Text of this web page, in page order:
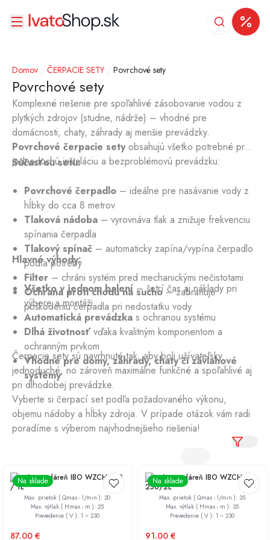
Domov ČERPACIE SETY Povrchové sety
Povrchové sety
Komplexné riešenie pre spoľahlivé zásobovanie vodou z
plytkých zdrojov (studne, nádrže) – vhodné pre
domácnosti, chaty, záhrady aj menšie prevádzky.
Povrchové čerpacie setyobsahujú všetko potrebné pre
jednoduchú inštaláciu a bezproblémovú prevádzku:
Súčasťou setu:
Povrchové čerpadlo – ideálne pre nasávanie vody z
hĺbky do cca 8 metrov
Tlaková nádoba – vyrovnáva tlak a znižuje frekvenciu
spínania čerpadla
Tlakový spínač – automaticky zapína/vypína čerpadlo
podľa potreby
Filter – chráni systém pred mechanickými nečistotami
Ochrana proti chodu na sucho – zabraňuje
poškodeniu čerpadla pri nedostatku vody
Hlavné výhody:
Všetko v jednom balení – šetrí čas aj náklady pri
výbere a montáži
Automatická prevádzka s ochranou systému
Dlhá životnosťvďaka kvalitným komponentom a
ochranným prvkom
Vhodné pre domy, záhrady, chaty či závlahové
systémy
Čerpacie sety sú navrhnuté tak, aby boli užívateľsky
jednoduché, no zároveň maximálne funkčné a spoľahlivé aj
pri dlhodobej prevádzke.
Vyberte si čerpací set podľa požadovaného výkonu,
objemu nádoby a hĺbky zdroja. V prípade otázok vám radi
poradíme s výberom najvhodnejšieho riešenia!
Na sklade
Domáca vodáreň IBO WZCH 100
/ 1L
Max. prietok ( Qmax - l/min ):20
Max. výtlak ( Hmax - m ):25
Prevedenie ( V ):1 ~ 230
87.00 €
Na sklade
Domáca vodáreň IBO WZCH
250/2L
Max. prietok ( Qmax - l/min ): 35
Max. výtlak ( Hmax - m ): 35
Prevedenie ( V ):1 ~ 230
91.00€